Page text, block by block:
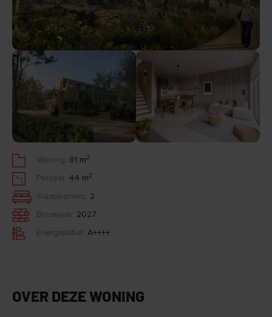
Woning: 81 m 2
Perceel: 44 m 2
Slaapkamers: 2
Bouwjaar: 2027
Energielabel: A++++
OVER DEZE WONING